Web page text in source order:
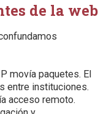
de la web
movía paquetes. El
entre instituciones.
acceso remoto.